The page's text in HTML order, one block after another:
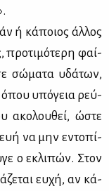
ή κά­ποιος άλ­λος
προ­τι­μό­τε­ρη φαί­
σώ­μα­τα υδά­των,
όπου υπό­γεια ρεύ­
ακο­λου­θεί, ώστε
να μην εντο­πί­
ο εκλι­πών. Στον
ευ­χή, αν κά­